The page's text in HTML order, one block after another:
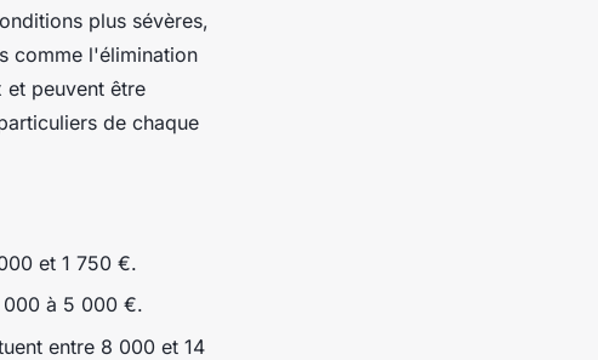
plus sévères,
comme l'élimination
et peuvent être
de chaque
et 1 750 €.
000 à 5 000 €.
entre 8 000 et 14